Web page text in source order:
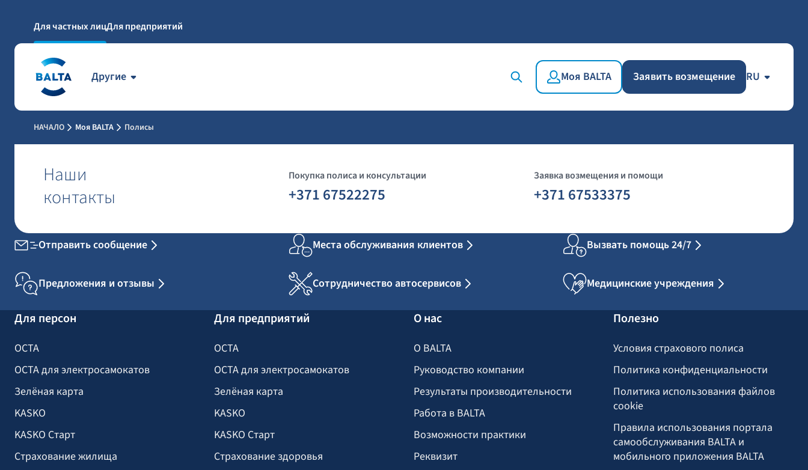
Для частных лицДля предприятий
Другие Моя BALTA Заявить возмещение RU
НАЧАЛО Моя BALTA Полисы
Наши
контакты
Покупка полиса и консультации
+371 67522275
Заявка возмещения и помощи
+371 67533375
Отправить сообщение Места обслуживания клиентов Вызвать помощь 24/7
Предложения и отзывы Сотрудничество автосервисов Медицинские учреждения
Для персон
OCTA
OCTA для электросамокатов
Зелёная карта
KASKO
KASKO Старт
Страхование жилища
Для предприятий
OCTA
OCTA для электросамокатов
Зелёная карта
KASKO
KASKO Старт
Страхование здоровья
О нас
О BALTA
Руководство компании
Результаты производительности
Работа в BALTA
Возможности практики
Реквизит
Полезно
Условия страхового полиса
Политика конфиденциальности
Политика использования файлов
cookie
Правила использования портала
самообслуживания BALTA и
мобильного приложения BALTA